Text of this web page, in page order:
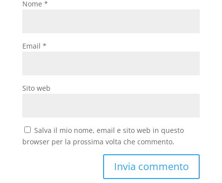
Nome *
Email *
Sito web
Salva il mio nome, email e sito web in questo
browser per la prossima volta che commento.